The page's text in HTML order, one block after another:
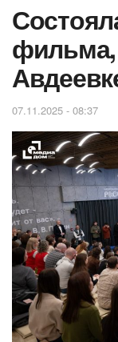
фильма,
07.11.2025 - 08:37